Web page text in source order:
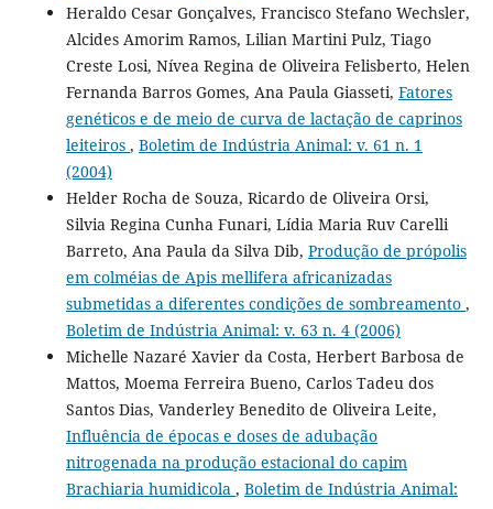
Heraldo Cesar Gonçalves, Francisco Stefano Wechsler,
Alcides Amorim Ramos, Lilian Martini Pulz, Tiago
Creste Losi, Nívea Regina de Oliveira Felisberto, Helen
Fernanda Barros Gomes, Ana Paula Giasseti, Fatores
genéticos e de meio de curva de lactação de caprinos
leiteiros , Boletim de Indústria Animal: v. 61 n. 1
(2004)
Helder Rocha de Souza, Ricardo de Oliveira Orsi,
Silvia Regina Cunha Funari, Lídia Maria Ruv Carelli
Barreto, Ana Paula da Silva Dib, Produção de própolis
em colméias de Apis mellifera africanizadas
submetidas a diferentes condições de sombreamento ,
Boletim de Indústria Animal: v. 63 n. 4 (2006)
Michelle Nazaré Xavier da Costa, Herbert Barbosa de
Mattos, Moema Ferreira Bueno, Carlos Tadeu dos
Santos Dias, Vanderley Benedito de Oliveira Leite,
Influência de épocas e doses de adubação
nitrogenada na produção estacional do capim
Brachiaria humidicola , Boletim de Indústria Animal: